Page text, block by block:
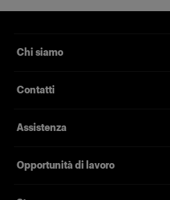
Chi siamo
Contatti
Assistenza
Opportunità di lavoro